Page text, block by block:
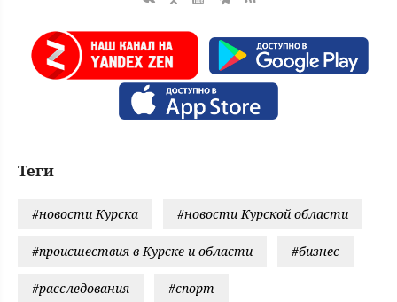
Теги
#новости Курска #новости Курской области
#происшествия в Курске и области #бизнес
#расследования #спорт